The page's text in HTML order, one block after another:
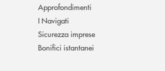
Approfondimenti
I Navigati
Sicurezza imprese
Bonifici istantanei